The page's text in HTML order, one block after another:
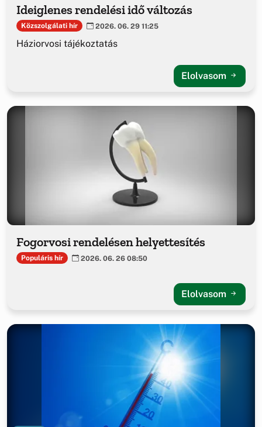
Ideiglenes rendelési idő változás
Közszolgálati hír 2026. 06. 29 11:25
Háziorvosi tájékoztatás
Elolvasom
Fogorvosi rendelésen helyettesítés
Populáris hír 2026. 06. 26 08:50
Elolvasom